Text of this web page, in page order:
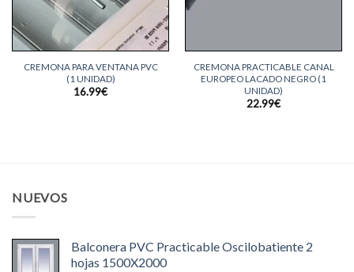
CREMONA PARA VENTANA PVC
(1 UNIDAD)
16.99€
CREMONA PRACTICABLE CANAL
EUROPEO LACADO NEGRO (1
UNIDAD)
22.99€
NUEVOS
Balconera PVC Practicable Oscilobatiente 2
hojas 1500X2000